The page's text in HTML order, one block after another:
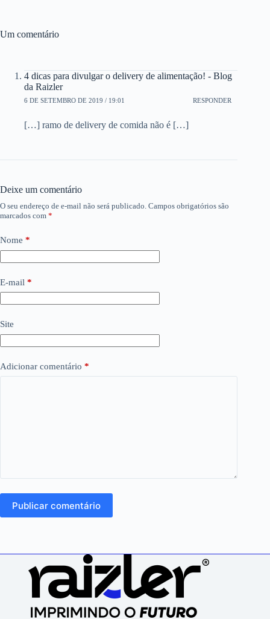
Um comentário
4 dicas para divulgar o delivery de alimentação! - Blog
da Raizler
6 DE SETEMBRO DE 2019 / 19:01 RESPONDER
[…] ramo de delivery de comida não é […]
Deixe um comentário
O seu endereço de e-mail não será publicado. Campos obrigatórios são
marcados com *
Nome *
E-mail *
Site
Adicionar comentário *
Publicar comentário